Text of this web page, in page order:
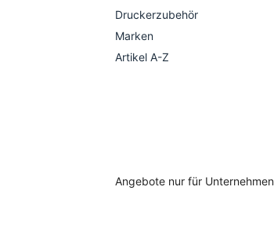
Druckerzubehör
Marken
Artikel A-Z
Angebote nur für